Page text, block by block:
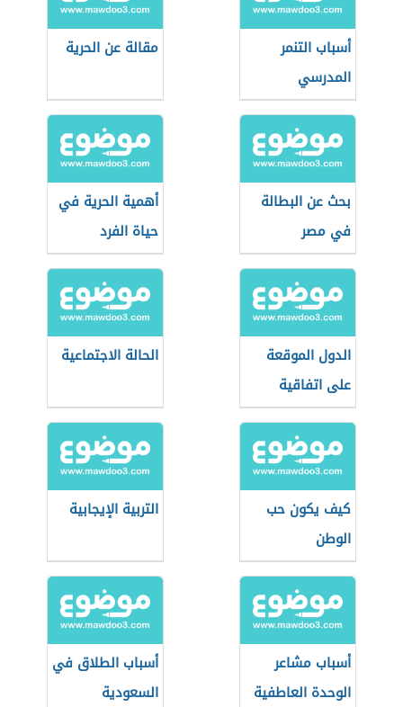
أسباب التنمر
المدرسي
مقالة عن الحرية
بحث عن البطالة
في مصر
أهمية الحرية في
حياة الفرد
والمجتمع
الدول الموقعة
على اتفاقية
حقوق الطفل
الحالة الاجتماعية
كيف يكون حب
الوطن
التربية الإيجابية
أسباب مشاعر
الوحدة العاطفية
أسباب الطلاق في
السعودية